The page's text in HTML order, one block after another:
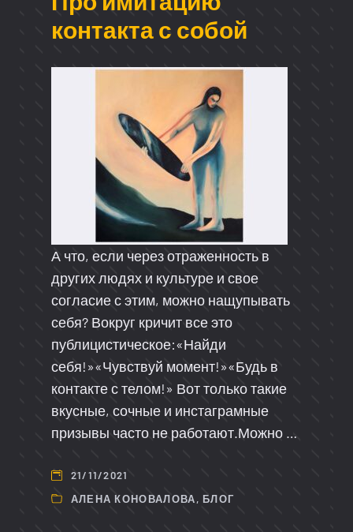
контакта с собой
А что, если через отраженность в
других людях и культуре и свое
согласие с этим, можно нащупывать
себя? Вокруг кричит все это
публицистическое:«Найди
себя!»«Чувствуй момент!»«Будь в
контакте с телом!» Вот только такие
вкусные, сочные и инстаграмные
призывы часто не работают.Можно …
21/11/2021
АЛЕНА КОНОВАЛОВА, БЛОГ